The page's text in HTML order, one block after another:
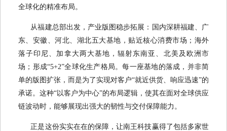
全球化的精准布局。
从福建总部出发，产业版图稳步拓展：国内深耕福建、广
东、安徽、河北、湖北五大基地，贴近核心消费市场；海外
落子印尼、加拿大两大基地，辐射东南亚、北美及欧洲市
场；形成“5+2”全球化生产格局。每一座基地的落成，并非简
单的版图扩张，而是为了实现对客户“就近供货、响应迅速”的
承诺。这种“以客户为中心”的布局逻辑，使其在面对全球供应
链波动时，能够展现出强大的韧性与交付保障能力。
正是这份实实在在的保障，让南王科技赢得了包括多家世